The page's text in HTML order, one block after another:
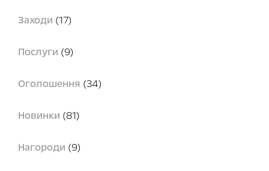
Заходи (17)
Послуги (9)
Оголошення (34)
Новинки (81)
Нагороди (9)